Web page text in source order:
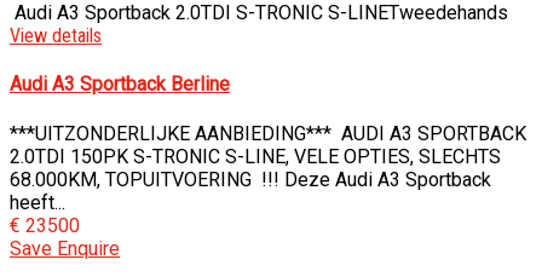
Audi A3 Sportback 2.0TDI S-TRONIC S-LINETweedehands
View details
Audi A3 Sportback Berline
***UITZONDERLIJKE AANBIEDING*** AUDI A3 SPORTBACK
2.0TDI 150PK S-TRONIC S-LINE, VELE OPTIES, SLECHTS
68.000KM, TOPUITVOERING !!! Deze Audi A3 Sportback
heeft...
€ 23500
Save Enquire